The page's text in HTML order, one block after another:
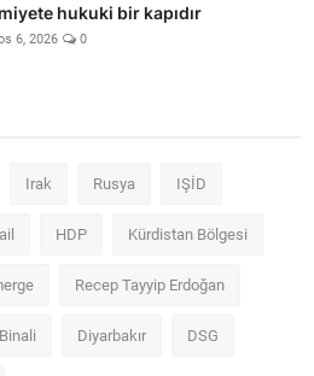
hukuki bir kapıdır
6, 2026 0
Irak Rusya IŞİD
HDP Kürdistan Bölgesi
Recep Tayyip Erdoğan
Diyarbakır DSG